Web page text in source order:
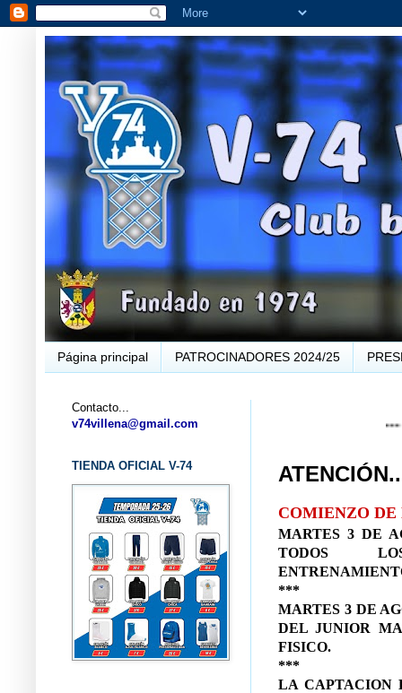
Página principal PATROCINADORES 2024/25
... CLUB
COMIENZO DE
MARTES 3 DE
TODOS
***
MARTES 3 DE
DEL JUNIOR
FISICO.
***
LA CAPTACION
Contacto...
v74villena@gmail.com
TIENDA OFICIAL V-74